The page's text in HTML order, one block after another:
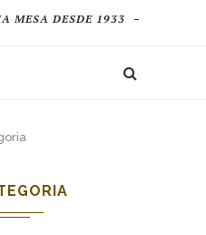
MESA DESDE 1933